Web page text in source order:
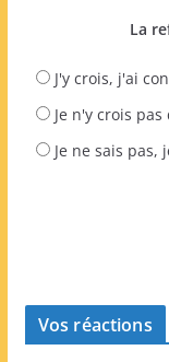
La
J'y crois, j'ai
Je n'y crois
Je ne sais pas,
Vos réactions